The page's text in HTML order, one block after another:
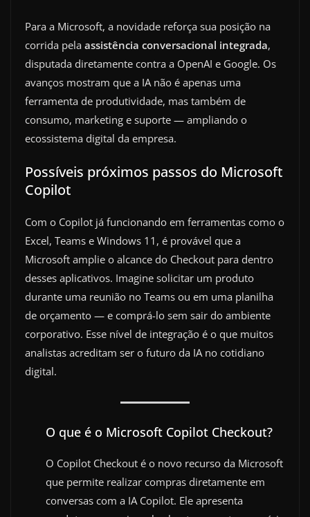
Para a Microsoft, a novidade reforça sua posição na
corrida pela assistência conversacional integrada,
disputada diretamente contra a OpenAI e Google. Os
avanços mostram que a IA não é apenas uma
ferramenta de produtividade, mas também de
consumo, marketing e suporte — ampliando o
ecossistema digital da empresa.
Possíveis próximos passos do Microsoft
Copilot
Com o Copilot já funcionando em ferramentas como o
Excel, Teams e Windows 11, é provável que a
Microsoft amplie o alcance do Checkout para dentro
desses aplicativos. Imagine solicitar um produto
durante uma reunião no Teams ou em uma planilha
de orçamento — e comprá-lo sem sair do ambiente
corporativo. Esse nível de integração é o que muitos
analistas acreditam ser o futuro da IA no cotidiano
digital.
O que é o Microsoft Copilot Checkout?
O Copilot Checkout é o novo recurso da Microsoft
que permite realizar compras diretamente em
conversas com a IA Copilot. Ele apresenta